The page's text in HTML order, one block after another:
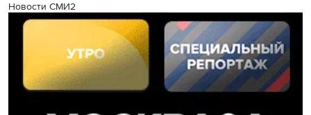
Новости СМИ2